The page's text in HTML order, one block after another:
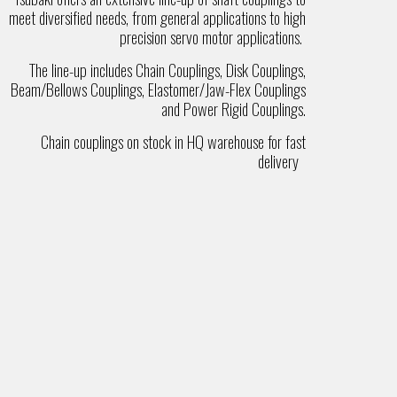
meet diversified needs, from general applications to high
precision servo motor applications.
The line-up includes Chain Couplings, Disk Couplings,
Beam/Bellows Couplings, Elastomer/Jaw-Flex Couplings
and Power Rigid Couplings.
Chain couplings on stock in HQ warehouse for fast
delivery